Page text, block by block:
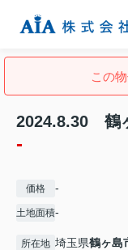
この
2024.8.30 鶴
-
価格 -
土地面積-
所在地 埼玉県鶴ヶ島